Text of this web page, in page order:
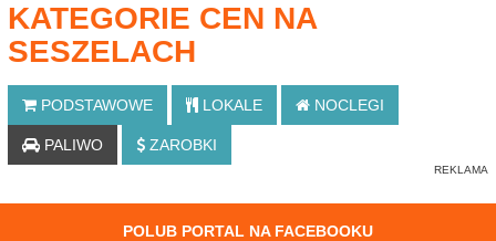
KATEGORIE CEN NA
SESZELACH
PODSTAWOWE LOKALE NOCLEGI
PALIWO ZAROBKI
POLUB PORTAL NA FACEBOOKU